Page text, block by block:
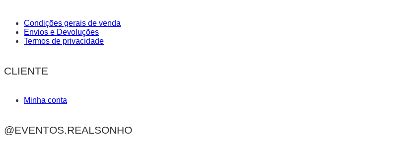
Condições gerais de venda
Envios e Devoluções
Termos de privacidade
CLIENTE
Minha conta
@EVENTOS.REALSONHO